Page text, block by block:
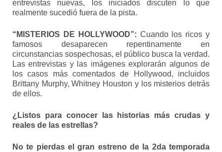
entrevistas nuevas, los iniciados discuten lo que
realmente sucedió fuera de la pista.
“MISTERIOS DE HOLLYWOOD”: Cuando los ricos y
famosos desaparecen repentinamente en
circunstancias sospechosas, el público busca la verdad.
Las entrevistas y las imágenes explorarán algunos de
los casos más comentados de Hollywood, incluidos
Brittany Murphy, Whitney Houston y los misterios detrás
de ellos.
¿Listos para conocer las historias más crudas y
reales de las estrellas?
No te pierdas el gran estreno de la 2da temporada